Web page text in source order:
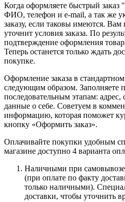
Когда оформляете быстрый
ФИО, телефон и e-mail, а так же
заказу, если таковы имеются.
уточнит условия заказа. По
подтверждение оформления
Теперь останется только ждать
покупке.
Оформление заказа в
следующим образом. Заполняете
последовательным этапам: адрес,
данные о себе. Советуем в
информацию, которая поможет
кнопку «Оформить заказ».
Оплачивайте покупки удобным
магазине доступно 4 варианта
Наличными при самовывозе
(при оплате по факту
только наличными).
доставки, чтобы уточнить